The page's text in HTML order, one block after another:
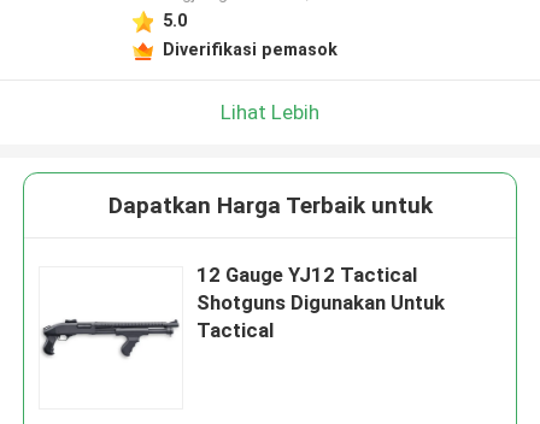
5.0
Diverifikasi pemasok
Lihat Lebih
Dapatkan Harga Terbaik untuk
12 Gauge YJ12 Tactical
Shotguns Digunakan Untuk
Tactical